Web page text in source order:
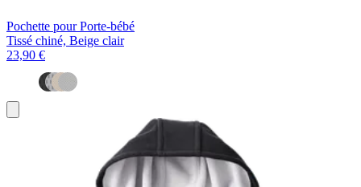
Pochette pour Porte-bébé
Tissé chiné, Beige clair
23,90 €
au